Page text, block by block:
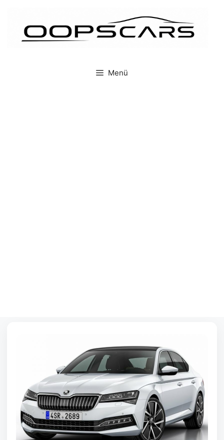
Menü